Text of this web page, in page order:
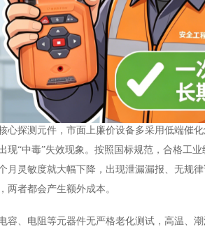
心探测元件，市面上廉价设备多采用低端催
现“中毒”失效现象。按照国标规范，合格工
月灵敏度就大幅下降，出现泄漏漏报、无规
者都会产生额外成本。
、电阻等元器件无严格老化测试，高温、